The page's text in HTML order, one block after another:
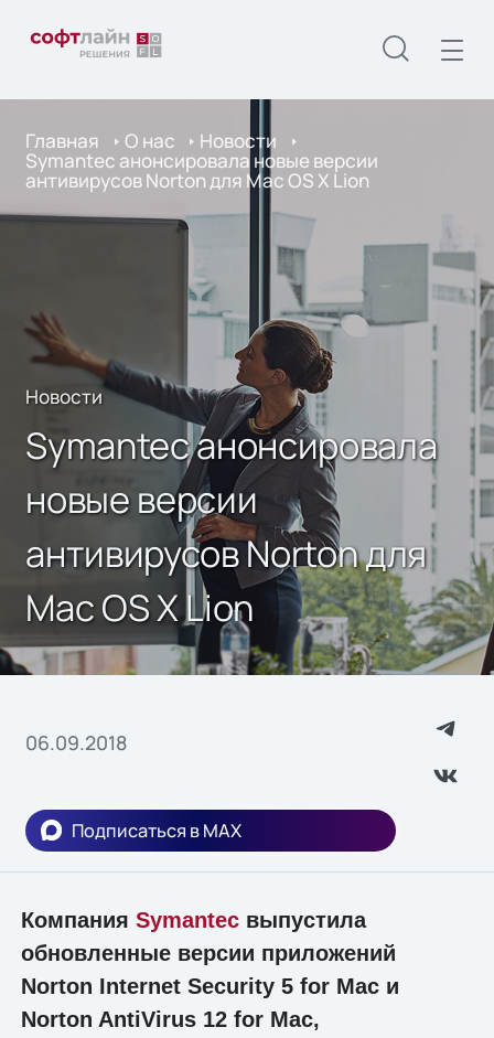
Главная О нас Новости
Symantec анонсировала новые версии
антивирусов Norton для Mac OS X Lion
Новости
Symantec анонсировала
новые версии
антивирусов Norton для
Mac OS X Lion
06.09.2018
Подписаться в MAX
Компания Symantecвыпустила
обновленные версии приложений
Norton Internet Security 5 for Mac и
Norton AntiVirus 12 for Mac,